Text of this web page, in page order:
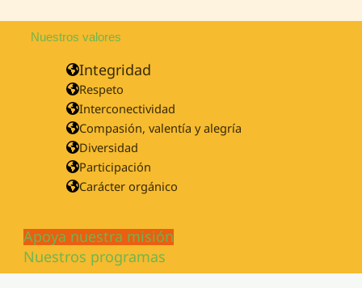
Nuestros valores
Integridad
Respeto
Interconectividad
Compasión, valentía y alegría
Diversidad
Participación
Carácter orgánico
Apoya nuestra misión
Nuestros programas